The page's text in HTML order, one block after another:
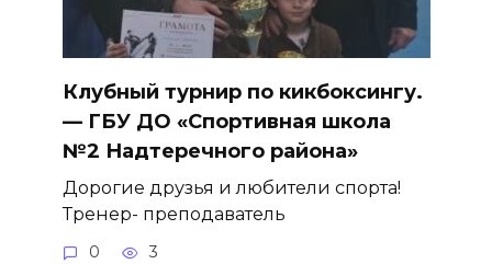
Клубный турнир по кикбоксингу.
— ГБУ ДО «Спортивная школа
№2 Надтеречного района»
Дорогие друзья и любители спорта!
Тренер- преподаватель
0 3